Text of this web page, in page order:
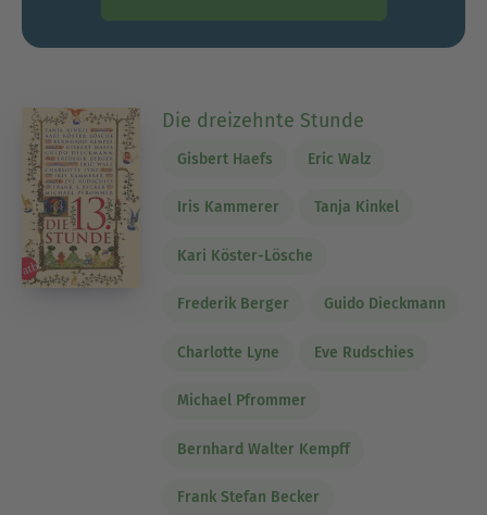
Die dreizehnte Stunde
Gisbert Haefs Eric Walz
Iris Kammerer Tanja Kinkel
Kari Köster-Lösche
Frederik Berger Guido Dieckmann
Charlotte Lyne Eve Rudschies
Michael Pfrommer
Bernhard Walter Kempff
Frank Stefan Becker